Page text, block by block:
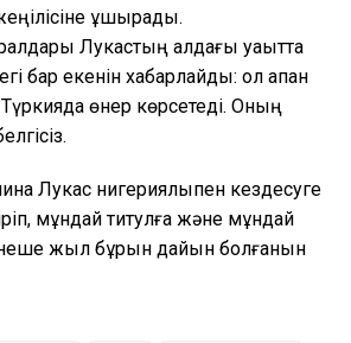
ұшырады.
Лукастың алдағы уақытта
бар екенін хабарлайды: ол ақпан
өнер көрсетеді. Оның
Лукас нигериялықпен кездесуге
мұндай титулға және мұндай
жыл бұрын дайын болғанын